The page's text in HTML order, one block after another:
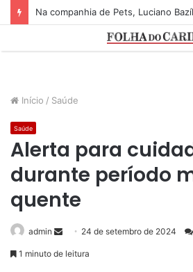
Início / Saúde
Saúde
Alerta para
durante período
quente
admin 24 de setembro de 2024
1 minuto de leitura